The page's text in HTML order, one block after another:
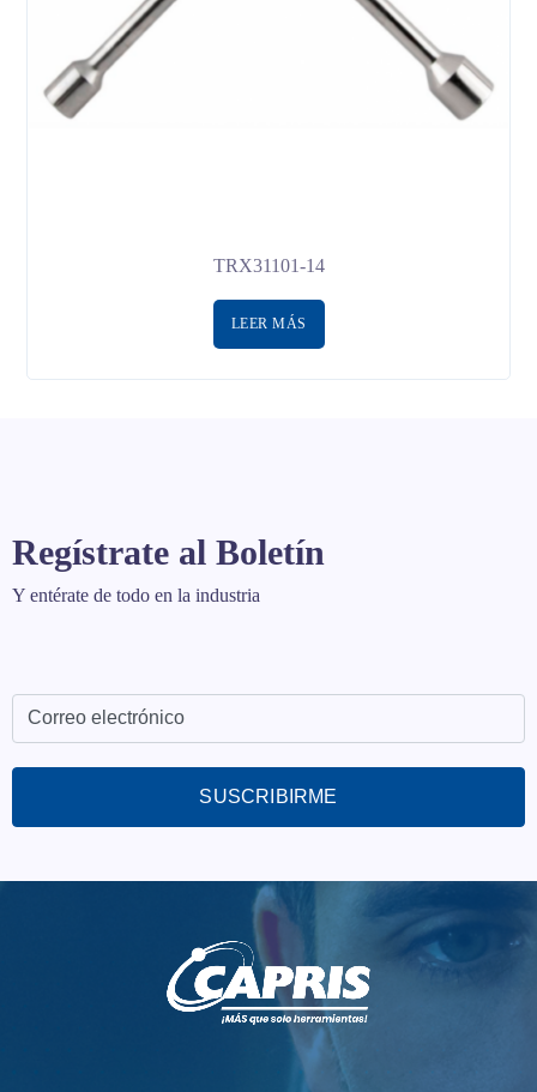
TRX31101-14
LEER MÁS
Regístrate al Boletín
Y entérate de todo en la industria
SUSCRIBIRME